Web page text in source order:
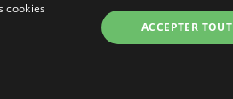
Mentions légales
cookies
ACCEPTER TOUT